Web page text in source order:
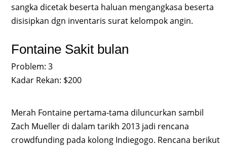
sangka dicetak beserta haluan mengangkasa beserta
disisipkan dgn inventaris surat kelompok angin.
Fontaine Sakit bulan
Problem: 3
Kadar Rekan: $200
Merah Fontaine pertama-tama diluncurkan sambil
Zach Mueller di dalam tarikh 2013 jadi rencana
crowdfunding pada kolong Indiegogo. Rencana berikut